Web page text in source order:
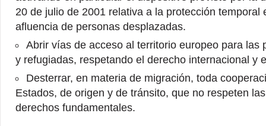
20 de julio de 2001 relativa a la protección temporal
afluencia de personas desplazadas.
Abrir vías de acceso al territorio europeo para las
y refugiadas, respetando el derecho internacional y
Desterrar, en materia de migración, toda
Estados, de origen y de tránsito, que no respeten
derechos fundamentales.